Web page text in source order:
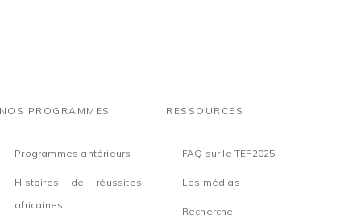
NOS PROGRAMMES
Programmes antérieurs
Histoires de réussites
africaines
RESSOURCES
FAQ sur le TEF2025
Les médias
Recherche